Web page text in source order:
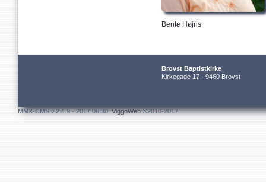
Bente Højris
Brovst Baptistkirke
Kirkegade 17 · 9460 Brovst
MMX-CMS v.2.4.9 - 2017.06.30.ViggoWeb©2010-2017